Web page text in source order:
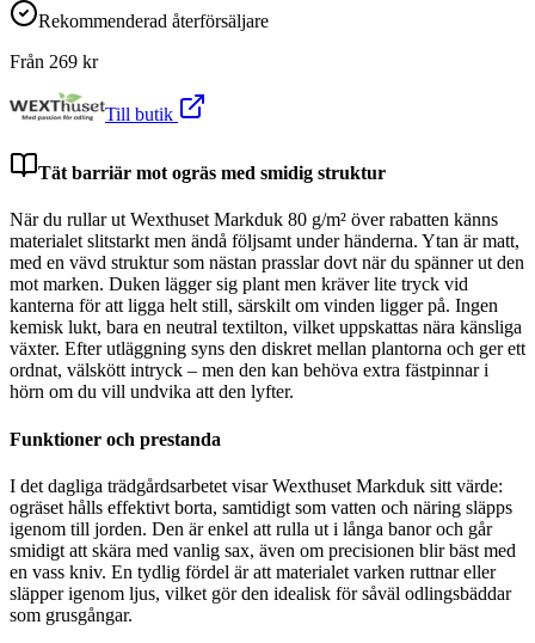
Rekommenderad återförsäljare
Från 269 kr
Till butik
Tät barriär mot ogräs med smidig struktur
När du rullar ut Wexthuset Markduk 80 g/m² över rabatten känns
materialet slitstarkt men ändå följsamt under händerna. Ytan är matt,
med en vävd struktur som nästan prasslar dovt när du spänner ut den
mot marken. Duken lägger sig plant men kräver lite tryck vid
kanterna för att ligga helt still, särskilt om vinden ligger på. Ingen
kemisk lukt, bara en neutral textilton, vilket uppskattas nära känsliga
växter. Efter utläggning syns den diskret mellan plantorna och ger ett
ordnat, välskött intryck – men den kan behöva extra fästpinnar i
hörn om du vill undvika att den lyfter.
Funktioner och prestanda
I det dagliga trädgårdsarbetet visar Wexthuset Markduk sitt värde:
ogräset hålls effektivt borta, samtidigt som vatten och näring släpps
igenom till jorden. Den är enkel att rulla ut i långa banor och går
smidigt att skära med vanlig sax, även om precisionen blir bäst med
en vass kniv. En tydlig fördel är att materialet varken ruttnar eller
släpper igenom ljus, vilket gör den idealisk för såväl odlingsbäddar
som grusgångar.